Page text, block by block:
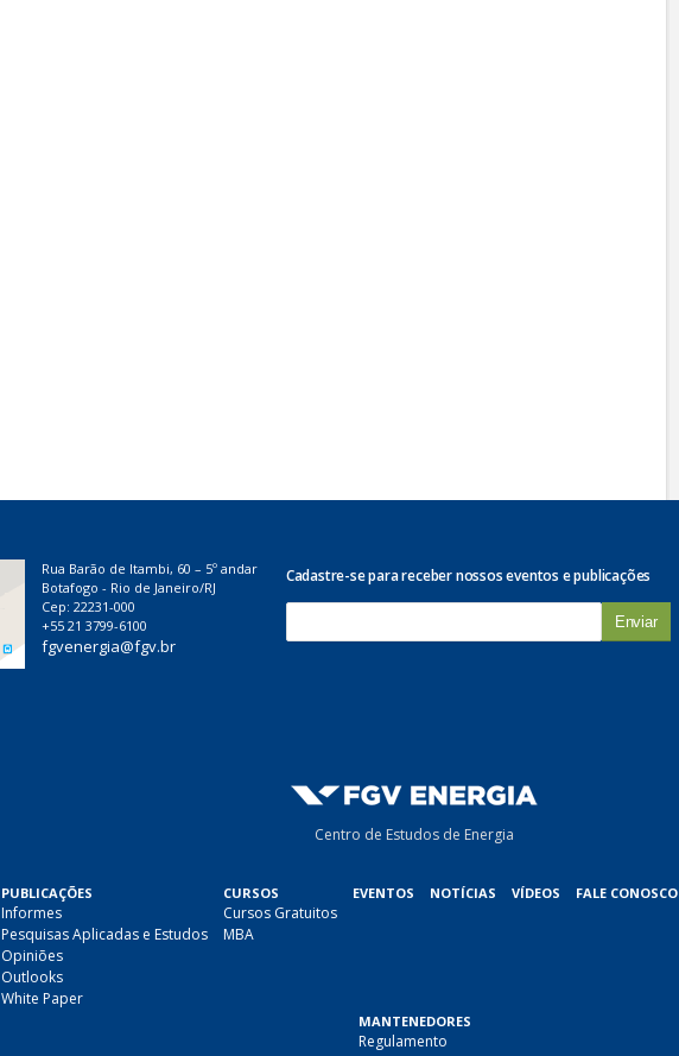
Rua Barão de Itambi, 60 – 5º andar
Botafogo - Rio de Janeiro/RJ
Cep: 22231-000
+55 21 3799-6100
fgvenergia@fgv.br
Cadastre-se para receber nossos eventos e publicações
-
Centro de Estudos de Energia
PUBLICAÇÕES
Informes
Pesquisas Aplicadas e Estudos
Opiniões
Outlooks
White Paper
CURSOS
Cursos Gratuitos
MBA
EVENTOS NOTÍCIAS VÍDEOS FALE CONOSCO
MANTENEDORES
Regulamento